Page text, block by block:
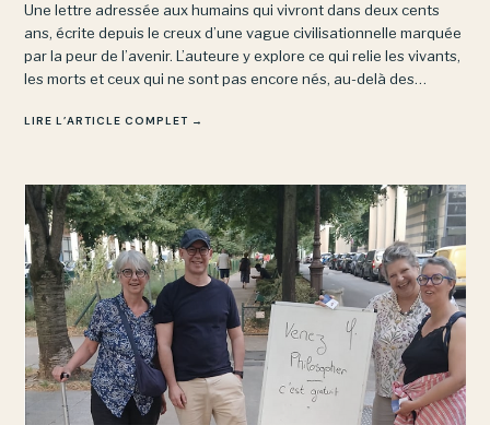
Une lettre adressée aux humains qui vivront dans deux cents
ans, écrite depuis le creux d’une vague civilisationnelle marquée
par la peur de l’avenir. L’auteure y explore ce qui relie les vivants,
les morts et ceux qui ne sont pas encore nés, au-delà des
LIRE L’ARTICLE COMPLET →